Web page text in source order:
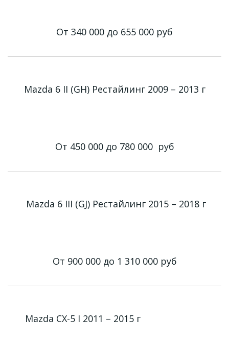
От 340 000 до 655 000 руб
Mazda 6 II (GH) Рестайлинг 2009 – 2013 г
От 450 000 до 780 000 руб
Mazda 6 III (GJ) Рестайлинг 2015 – 2018 г
От 900 000 до 1 310 000 руб
Mazda CX-5 I 2011 – 2015 г